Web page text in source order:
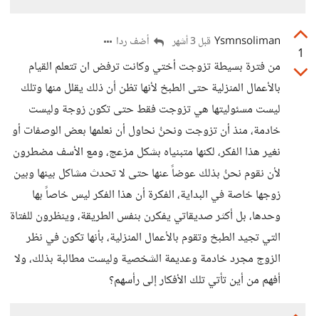
1
Ysmnsoliman قبل 3 أشهر أضف ردا
من فترة بسيطة تزوجت أختي وكانت ترفض ان تتعلم القيام
بالأعمال المنزلية حتى الطبخ لأنها تظن أن ذلك يقلل منها وتلك
ليست مسئوليتها هي تزوجت فقط حتى تكون زوجة وليست
خادمة، منذ أن تزوجت ونحنُ نحاول أن نعلمها بعض الوصفات أو
نغير هذا الفكر، لكنها متبنياه بشكل مزعج، ومع الأسف مضطرون
لأن نقوم نحنُ بذلك عوضاً عنها حتى لا تحدث مشاكل بينها وبين
زوجها خاصة في البداية، الفكرة أن هذا الفكر ليس خاصاً بها
وحدها، بل أكثر صديقاتي يفكرن بنفس الطريقة، وينظرون للفتاة
التي تجيد الطبخ وتقوم بالأعمال المنزلية، بأنها تكون في نظر
الزوج مجرد خادمة وعديمة الشخصية وليست مطالبة بذلك، ولا
أفهم من أين تأتي تلك الأفكار إلى رأسهم؟